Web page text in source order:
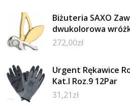
Biżuteria SAXO
dwukolorowa
272,00zł
Urgent Rękawice
Kat.I Roz.9 12Par
31,21zł